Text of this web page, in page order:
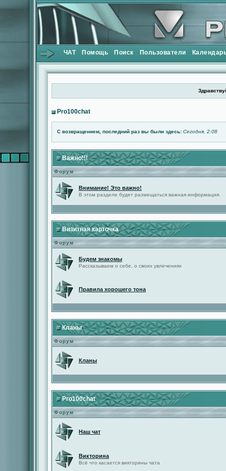
ЧАТ Помощь Поиск Пользователи
Pro100chat
С возвращением, последний раз вы были здесь: Сегодня, 2:08
Важно!!!
Форум
Внимание! Это важно!
В этом разделе будет размещаться важная информация.
Визитная карточка
Форум
Будем знакомы
Рассказываем о себе, о своих увлечениях
Правила хорошего тона
Кланы
Форум
Кланы
Pro100chat
Форум
Наш чат
Викторина
Всё что касается викторины чата